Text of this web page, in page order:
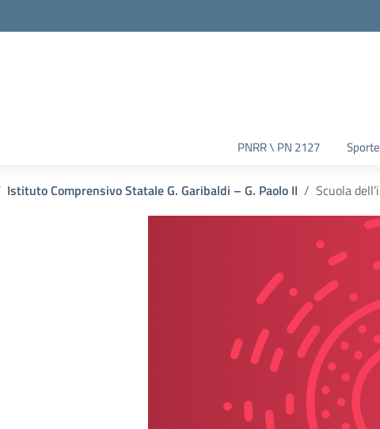
PNRR \ PN 2127
Istituto Comprensivo Statale G. Garibaldi – G. Paolo II Scuola